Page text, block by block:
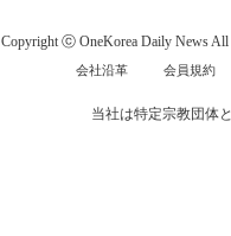
Copyright ⓒ OneKorea Daily News All
会社沿革 会員規約
当社は特定宗教団体